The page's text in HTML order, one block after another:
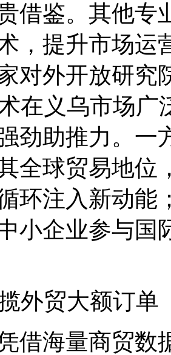
借鉴。其他专
，提升市场运
对外开放研究
在义乌市场广
劲助推力。一
全球贸易地位
环注入新动能
小企业参与国
外贸大额订单
借海量商贸数